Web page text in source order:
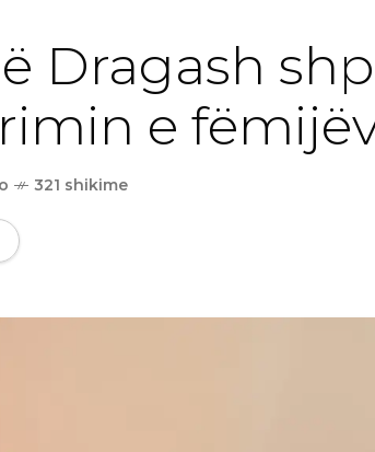
Dragash
e
321 shikime